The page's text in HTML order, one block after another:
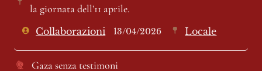
la giornata dell’11 aprile.
Collaborazioni 13/04/2026 Locale
Gaza senza testimoni